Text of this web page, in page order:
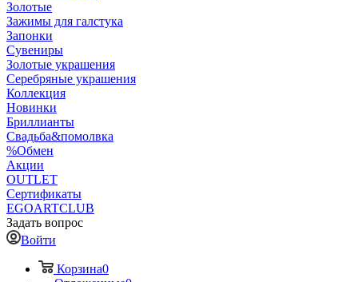
Золотые
Зажимы для галстука
Запонки
Сувениры
Золотые украшения
Серебряные украшения
Коллекция
Новинки
Бриллианты
Свадьба&помолвка
%Обмен
Акции
OUTLET
Сертификаты
EGOARTCLUB
Задать вопрос
Войти
Корзина0